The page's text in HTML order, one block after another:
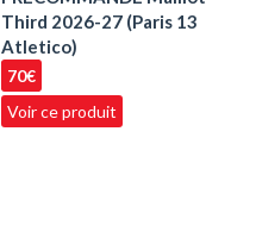
Third 2026-27 (Paris 13
Atletico)
70€
Voir ce produit